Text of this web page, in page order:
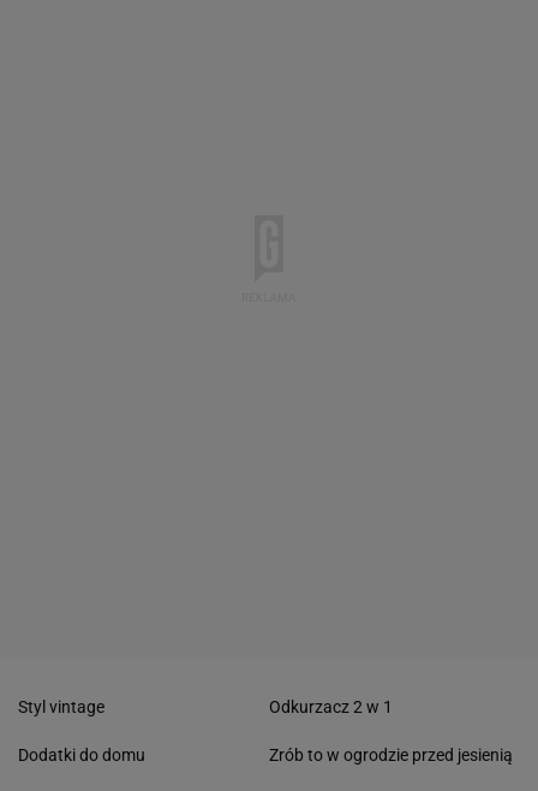
Styl vintage
Dodatki do domu
Odkurzacz 2 w 1
Zrób to w ogrodzie przed jesienią